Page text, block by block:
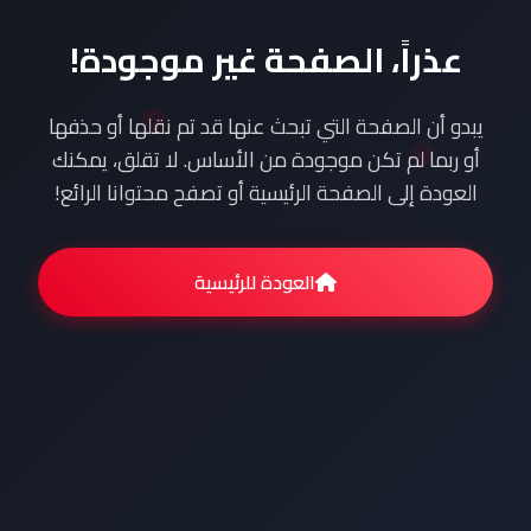
عذراً، الصفحة غير موجودة!
يبدو أن الصفحة التي تبحث عنها قد تم نقلها أو حذفها
أو ربما لم تكن موجودة من الأساس. لا تقلق، يمكنك
العودة إلى الصفحة الرئيسية أو تصفح محتوانا الرائع!
العودة للرئيسية